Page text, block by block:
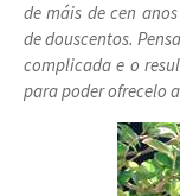
de máis de cen
de douscentos.
complicada e o
para poder ofrecelo